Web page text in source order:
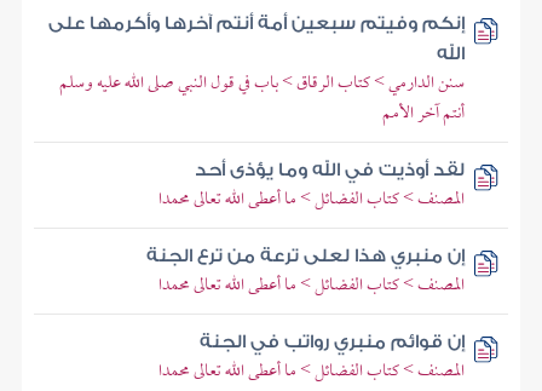
إنكم وفيتم سبعين أمة أنتم آخرها وأكرمها على
الله
سنن الدارمي > كتاب الرقاق > باب في قول النبي صلى الله عليه وسلم
أنتم آخر الأمم
لقد أوذيت في الله وما يؤذى أحد
المصنف > كتاب الفضائل > ما أعطى الله تعالى محمدا
إن منبري هذا لعلى ترعة من ترع الجنة
المصنف > كتاب الفضائل > ما أعطى الله تعالى محمدا
إن قوائم منبري رواتب في الجنة
المصنف > كتاب الفضائل > ما أعطى الله تعالى محمدا